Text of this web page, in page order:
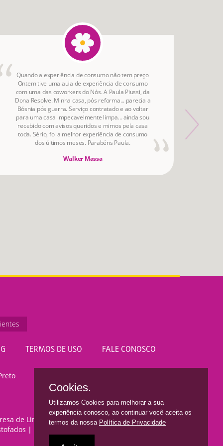
Quando a experiência de consumo não tem preço
Ontem tive uma aula de experiência de consumo
com uma das coworkers do Nós. A Paula Piussi, da
Dona Resolve. Minha casa, pós reforma... parecia a
Bósnia pós guerra. Serviço contratado e ao voltar
para uma casa impecavelmente limpa... ainda sou
recebido com avisos queridos e mimos pela casa
toda. Sério, foi a melhor experiência de consumo
dos últimos meses. Parabéns Paula.
Walker Massa
TERMOS DE USO FALE CONOSCO
de Limpeza|Serviços de Limpeza |
|
Cookies.
Utilizamos Cookies para melhorar a sua
experiência conosco, ao continuar você aceita os
termos da nossa Política de Privacidade